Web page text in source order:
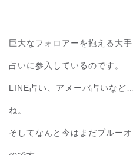
巨大なフォロアーを抱える大
占いに参入しているのです。
LINE占い、アメーバ占いなど
ね。
そしてなんと今はまだブルー